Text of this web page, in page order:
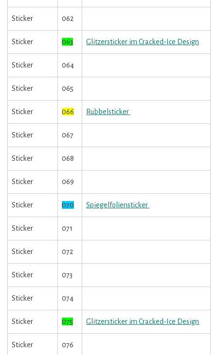
Sticker 062
Sticker 063 Glitzersticker im Cracked-Ice Design
Sticker 064
Sticker 065
Sticker 066 Rubbelsticker
Sticker 067
Sticker 068
Sticker 069
Sticker 070 Spiegelfoliensticker
Sticker 071
Sticker 072
Sticker 073
Sticker 074
Sticker 075 Glitzersticker im Cracked-Ice Design
Sticker 076